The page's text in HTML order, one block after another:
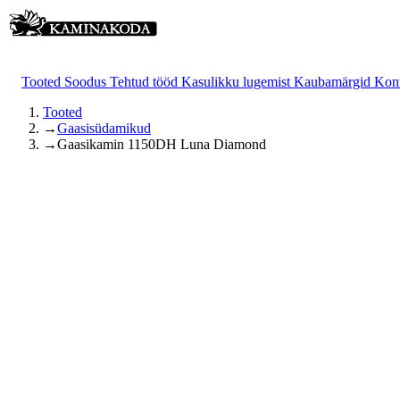
Tooted Soodus Tehtud tööd Kasulikku lugemist Kaubamärgid
Tooted
→Gaasisüdamikud
→Gaasikamin 1150DH Luna Diamond